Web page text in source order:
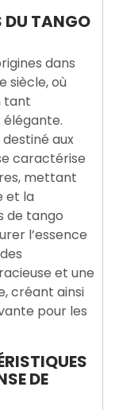
DU TANGO
dans
siècle, où
tant
élégante.
aux
caractérise
mettant
et la
de tango
l’essence
et une
créant ainsi
pour les
DE